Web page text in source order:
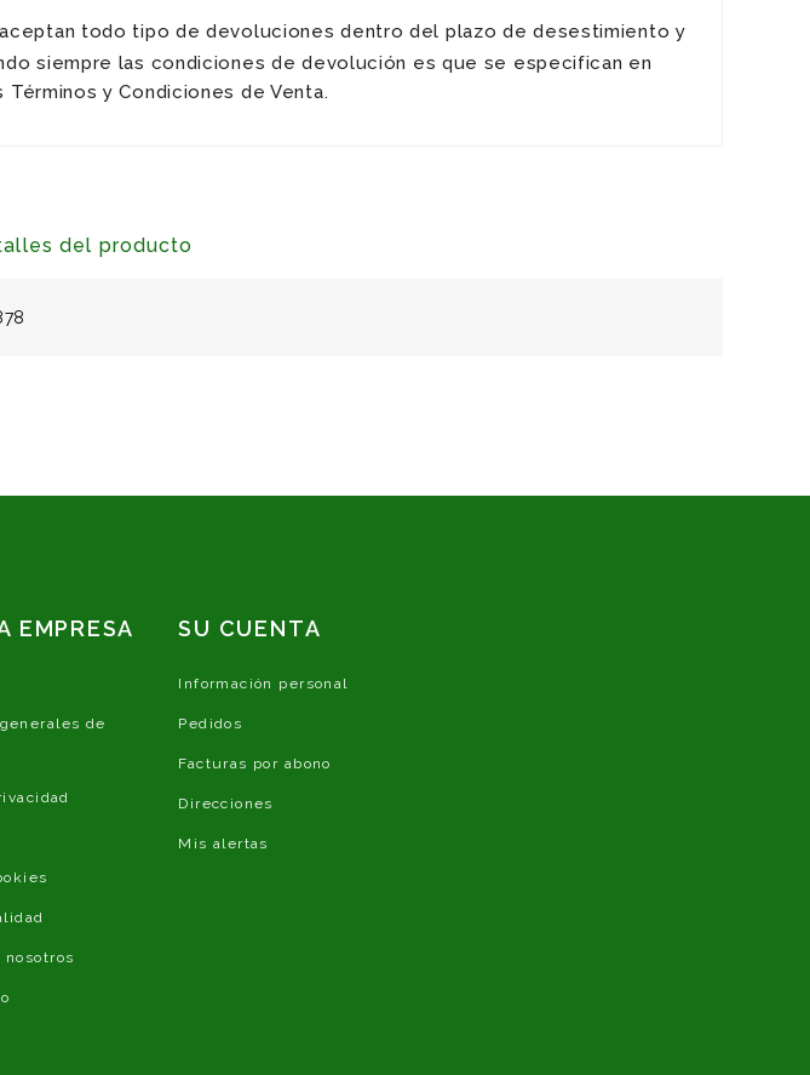
todo tipo de devoluciones dentro del plazo de desestimiento y
siempre las condiciones de devolución es que se especifican en
Términos y Condiciones de Venta.
del producto
EMPRESA
de
nosotros
SU CUENTA
Información personal
Pedidos
Facturas por abono
Direcciones
Mis alertas